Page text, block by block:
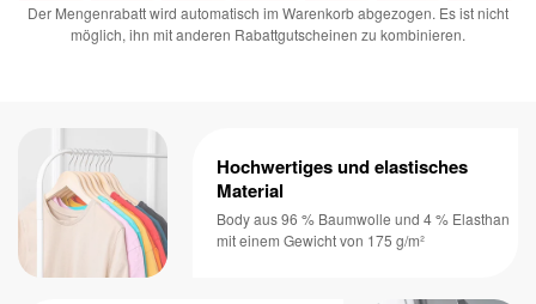
Der Mengenrabatt wird automatisch im Warenkorb abgezogen. Es ist nicht
möglich, ihn mit anderen Rabattgutscheinen zu kombinieren.
Hochwertiges und elastisches
Material
Body aus 96 % Baumwolle und 4 % Elasthan
mit einem Gewicht von 175 g/m²